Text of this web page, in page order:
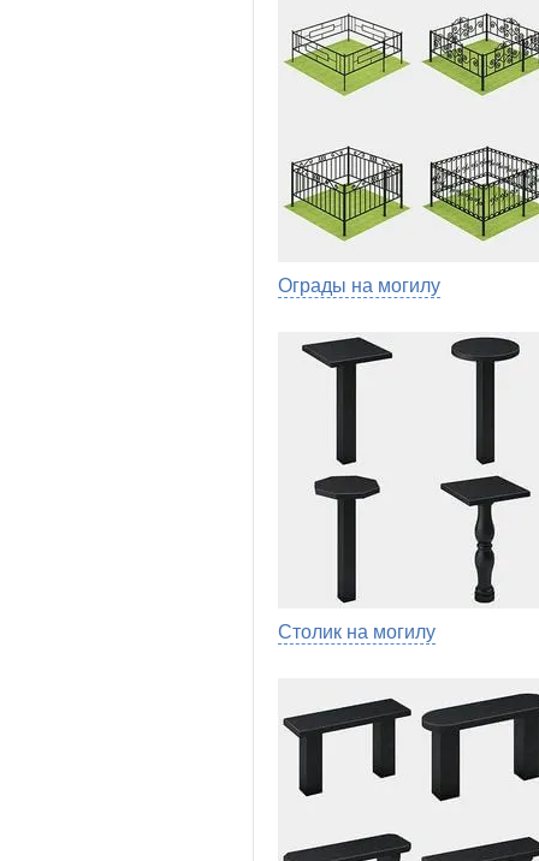
Ограды на могилу
Столик на могилу